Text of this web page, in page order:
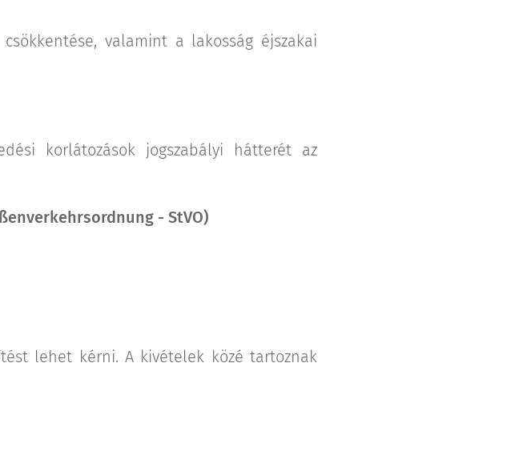
valamint a lakosság éjszakai
korlátozások jogszabályi hátterét az
- StVO)
lehet kérni. A kivételek közé tartoznak